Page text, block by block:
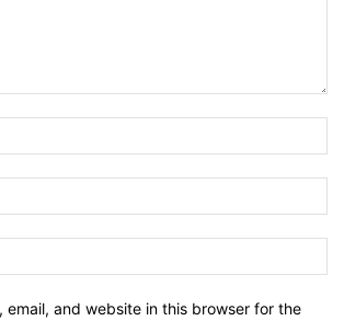
email, and website in this browser for the